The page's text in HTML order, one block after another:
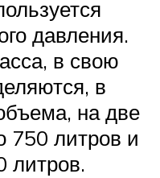
давления.
в свою
в
на две
750 литров и
литров.